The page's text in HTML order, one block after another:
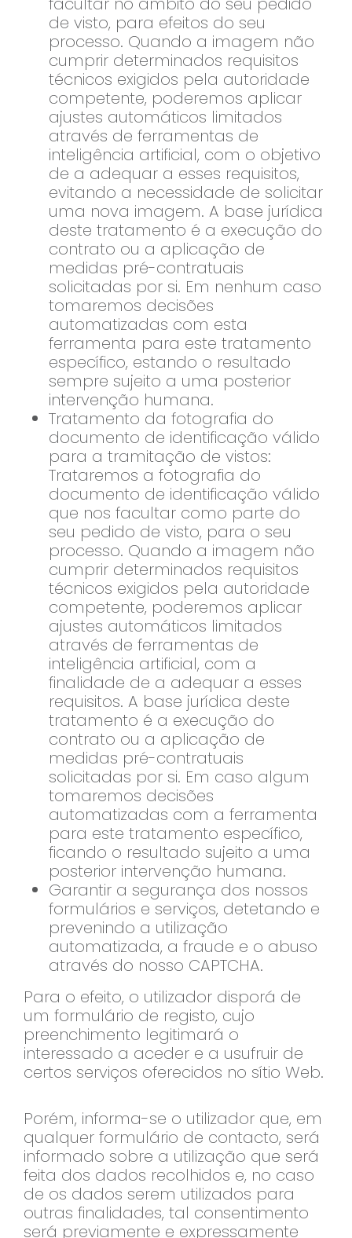
de visto, para efeitos do seu
processo. Quando a imagem não
cumprir determinados requisitos
técnicos exigidos pela autoridade
competente, poderemos aplicar
ajustes automáticos limitados
através de ferramentas de
inteligência artificial, com o objetivo
de a adequar a esses requisitos,
evitando a necessidade de solicitar
uma nova imagem. A base jurídica
deste tratamento é a execução do
contrato ou a aplicação de
medidas pré-contratuais
solicitadas por si. Em nenhum caso
tomaremos decisões
automatizadas com esta
ferramenta para este tratamento
específico, estando o resultado
sempre sujeito a uma posterior
intervenção humana.
Tratamento da fotografia do
documento de identificação válido
para a tramitação de vistos:
Trataremos a fotografia do
documento de identificação válido
que nos facultar como parte do
seu pedido de visto, para o seu
processo. Quando a imagem não
cumprir determinados requisitos
técnicos exigidos pela autoridade
competente, poderemos aplicar
ajustes automáticos limitados
através de ferramentas de
inteligência artificial, com a
finalidade de a adequar a esses
requisitos. A base jurídica deste
tratamento é a execução do
contrato ou a aplicação de
medidas pré-contratuais
solicitadas por si. Em caso algum
tomaremos decisões
automatizadas com a ferramenta
para este tratamento específico,
ficando o resultado sujeito a uma
posterior intervenção humana.
Garantir a segurança dos nossos
formulários e serviços, detetando e
prevenindo a utilização
automatizada, a fraude e o abuso
através do nosso CAPTCHA.
Para o efeito, o utilizador disporá de
um formulário de registo, cujo
preenchimento legitimará o
interessado a aceder e a usufruir de
certos serviços oferecidos no sítio Web.
Porém, informa-se o utilizador que, em
qualquer formulário de contacto, será
informado sobre a utilização que será
feita dos dados recolhidos e, no caso
de os dados serem utilizados para
outras finalidades, tal consentimento
será previamente e expressamente